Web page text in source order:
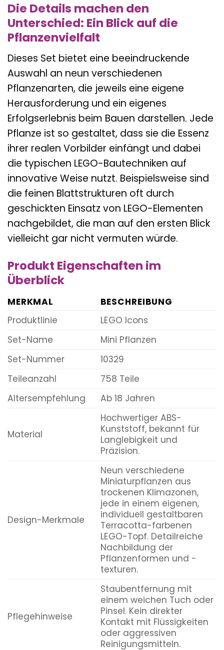
Die Details machen den
Unterschied: Ein Blick auf die
Pflanzenvielfalt
Dieses Set bietet eine beeindruckende
Auswahl an neun verschiedenen
Pflanzenarten, die jeweils eine eigene
Herausforderung und ein eigenes
Erfolgserlebnis beim Bauen darstellen. Jede
Pflanze ist so gestaltet, dass sie die Essenz
ihrer realen Vorbilder einfängt und dabei
die typischen LEGO-Bautechniken auf
innovative Weise nutzt. Beispielsweise sind
die feinen Blattstrukturen oft durch
geschickten Einsatz von LEGO-Elementen
nachgebildet, die man auf den ersten Blick
vielleicht gar nicht vermuten würde.
Produkt Eigenschaften im
Überblick
MERKMAL
BESCHREIBUNG
Produktlinie
LEGO Icons
Set-Name
Mini Pflanzen
Set-Nummer
10329
Teileanzahl
758 Teile
Altersempfehlung
Ab 18 Jahren
Material
Hochwertiger ABS-
Kunststoff, bekannt für
Langlebigkeit und
Präzision.
Design-Merkmale
Neun verschiedene
Miniaturpflanzen aus
trockenen Klimazonen,
jede in einem eigenen,
individuell gestaltbaren
Terracotta-farbenen
LEGO-Topf. Detailreiche
Nachbildung der
Pflanzenformen und -
texturen.
Pflegehinweise
Staubentfernung mit
einem weichen Tuch oder
Pinsel. Kein direkter
Kontakt mit Flüssigkeiten
oder aggressiven
Reinigungsmitteln.